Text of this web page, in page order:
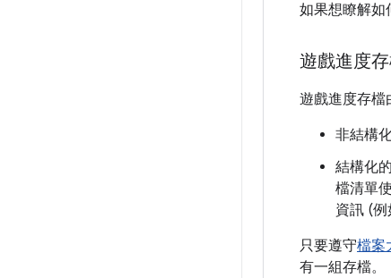
如果想瞭解如
遊戲進度
遊戲進度存檔
非結構
結構化
檔清單
資訊 (例
只要遵守檔案
有一組存檔。